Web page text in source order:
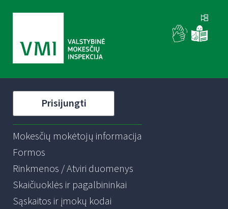
Prisijungti
Mokesčių mokėtojų informacija
Formos
Rinkmenos / Atviri duomenys
Skaičiuoklės ir pagalbininkai
Sąskaitos ir įmokų kodai